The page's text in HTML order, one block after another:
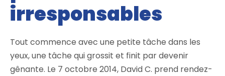
irresponsables
Tout commence avec une petite tâche dans les
yeux, une tâche qui grossit et finit par devenir
gênante. Le 7 octobre 2014, David C. prend rendez-